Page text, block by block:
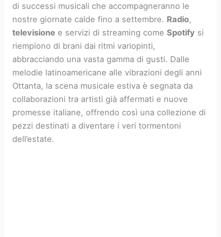
di successi musicali che accompagneranno le
nostre giornate calde fino a settembre. Radio,
televisione e servizi di streaming comeSpotify si
riempiono di brani dai ritmi variopinti,
abbracciando una vasta gamma di gusti. Dalle
melodie latinoamericane alle vibrazioni degli anni
Ottanta, la scena musicale estiva è segnata da
collaborazioni tra artisti già affermati e nuove
promesse italiane, offrendo così una collezione di
pezzi destinati a diventare i veri tormentoni
dell’estate.